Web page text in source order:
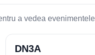
a vedea
DN3A